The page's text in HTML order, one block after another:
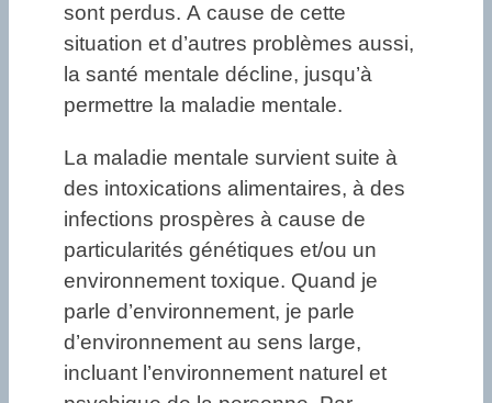
sont perdus. A cause de cette
situation et d’autres problèmes aussi,
la santé mentale décline, jusqu’à
permettre la maladie mentale.
La maladie mentale survient suite à
des intoxications alimentaires, à des
infections prospères à cause de
particularités génétiques et/ou un
environnement toxique. Quand je
parle d’environnement, je parle
d’environnement au sens large,
incluant l’environnement naturel et